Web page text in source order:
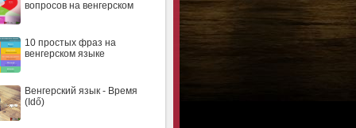
вопросов на венгерском
10 простых фраз на
венгерском языке
Венгерский язык - Время
(Idő)